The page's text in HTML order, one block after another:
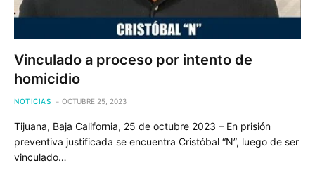
Vinculado a proceso por intento de
homicidio
NOTICIAS OCTUBRE 25, 2023
Tijuana, Baja California, 25 de octubre 2023 – En prisión
preventiva justificada se encuentra Cristóbal “N”, luego de ser
vinculado…